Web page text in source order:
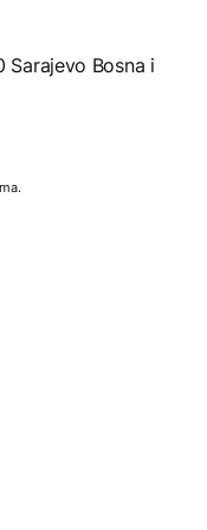
Sarajevo Bosna i